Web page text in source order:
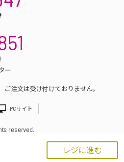
レジに進む
ー
注文は受け付けておりません。
PCサイト
reserved.